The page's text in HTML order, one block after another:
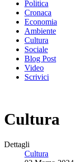
Politica
Cronaca
Economia
Ambiente
Cultura
Sociale
Blog Post
Video
Scrivici
Cultura
Dettagli
Cultura